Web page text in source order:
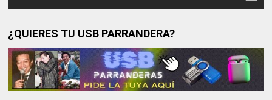
¿QUIERES TU USB PARRANDERA?